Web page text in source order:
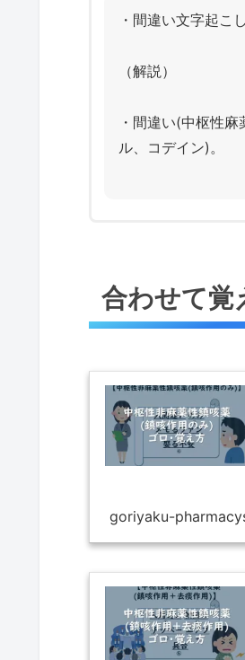
・間違い文字起こし
（解説）
・間違い(中枢性
ル、コデイン)。
合わせて覚
goriyaku-